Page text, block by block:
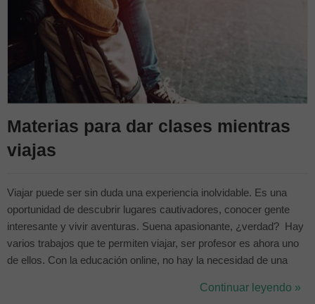
Materias para dar clases mientras
viajas
Viajar puede ser sin duda una experiencia inolvidable. Es una
oportunidad de descubrir lugares cautivadores, conocer gente
interesante y vivir aventuras. Suena apasionante, ¿verdad? Hay
varios trabajos que te permiten viajar, ser profesor es ahora uno
de ellos. Con la educación online, no hay la necesidad de una
puedes dar clase dónde y cuándo quieras. La pregunta que
Continuar leyendo »